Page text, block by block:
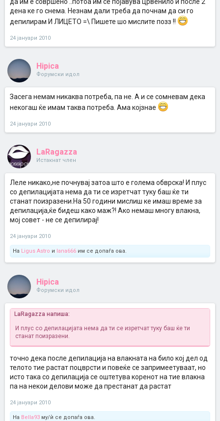
дена ке го снема. Незнам дали треба да почнам да си го
депилирам И ЛИЦЕТО =\ Пишете шо мислите позз !!
24 јануари 2010
Hipica
Форумски идол
Засега немам никаква потреба, па не. А и се сомневам дека
некогаш ќе имам таква потреба. Ама којзнае
24 јануари 2010
LaRagazza
Истакнат член
Леле никако,не почнувај затоа што е голема обврска! И плус
со депилацијата нема да ти се изретчат туку баш ќе ти
станат поизразени.На 50 години мислиш ке имаш време за
депилација,ќе бидеш како маж?! Ако немаш многу влакна,
мој совет - не се депилирај!
24 јануари 2010
На Ligus Astro и lana666 им се допаѓа ова.
Hipica
Форумски идол
LaRagazza напиша:
И плус со депилацијата нема да ти се изретчат туку баш ќе ти
станат поизразени.
точно дека после депилација на влакната на било кој дел од
телото тие растат поцврсти и повеќе се запримеетуваат, но
исто така со депилација се оштетува коренот на тие влакна
па на некои делови може да престанат да растат
24 јануари 2010
На Bella93 му/ѝ се допаѓа ова.